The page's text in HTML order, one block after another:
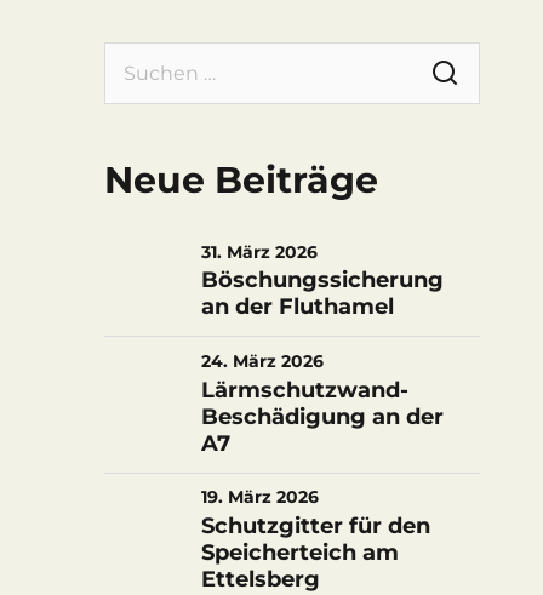
nach:
Neue Beiträge
31. März 2026
Böschungssicherung
an der Fluthamel
24. März 2026
Lärmschutzwand-
Beschädigung an der
A7
19. März 2026
Schutzgitter für den
Speicherteich am
Ettelsberg